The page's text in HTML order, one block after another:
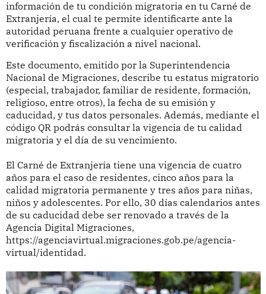
información de tu condición migratoria en tu Carné de
Extranjería, el cual te permite identificarte ante la
autoridad peruana frente a cualquier operativo de
verificación y fiscalización a nivel nacional.
Este documento, emitido por la Superintendencia
Nacional de Migraciones, describe tu estatus migratorio
(especial, trabajador, familiar de residente, formación,
religioso, entre otros), la fecha de su emisión y
caducidad, y tus datos personales. Además, mediante el
código QR podrás consultar la vigencia de tu calidad
migratoria y el día de su vencimiento.
El Carné de Extranjería tiene una vigencia de cuatro
años para el caso de residentes, cinco años para la
calidad migratoria permanente y tres años para niñas,
niños y adolescentes. Por ello, 30 días calendarios antes
de su caducidad debe ser renovado a través de la
Agencia Digital Migraciones,
https://agenciavirtual.migraciones.gob.pe/agencia-
virtual/identidad.